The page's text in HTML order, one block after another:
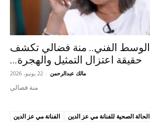
الفني.. منة فضالي تكشف
حقيقة اعتزال التمثيل والهجرة...
مالك عبدالرحمن - 22 يونيو، 2026
منة فضالي
الحالة الصحية للفنانة مي عز الدين
الفنانة مي عز الدين